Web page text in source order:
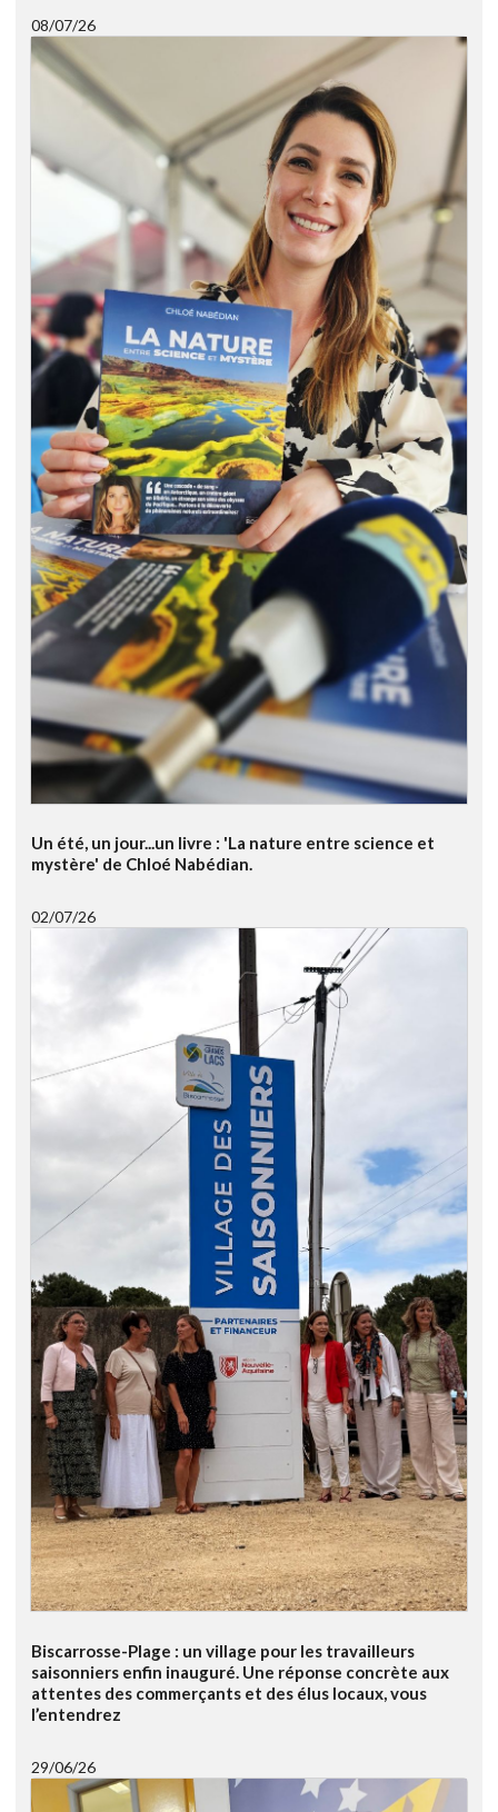
08/07/26
Un été, un jour...un livre : 'La nature entre science et
mystère' de Chloé Nabédian.
02/07/26
Biscarrosse-Plage : un village pour les travailleurs
saisonniers enfin inauguré. Une réponse concrète aux
attentes des commerçants et des élus locaux, vous
l’entendrez
29/06/26